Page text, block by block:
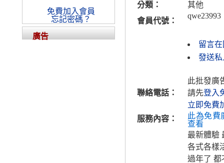
分類：
其他
會員代號：
qwe23993
留言
發送私
聯絡電話：
此批發廣
請先登入
立即免費
服務內容：
此為免費
查看
最新體驗
各式各樣
過年了 都
免費加入會員
忘記密碼？
廣告